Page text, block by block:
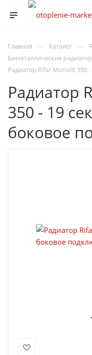
Главная — Каталог —
Биметаллические
Радиатор Rifar Monolit 350
Радиатор
350 - 19
боковое